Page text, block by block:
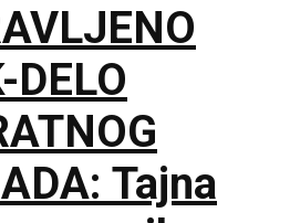
DELO
Tajna